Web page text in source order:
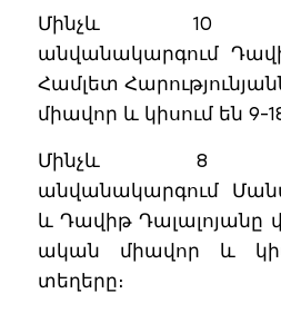
Մինչև 10
անվանակարգում
Համլետ
միավոր և կիսում են 9-
Մինչև 8
անվանակարգում
և Դավիթ Դալալոյանը
ական միավոր և
տեղերը։